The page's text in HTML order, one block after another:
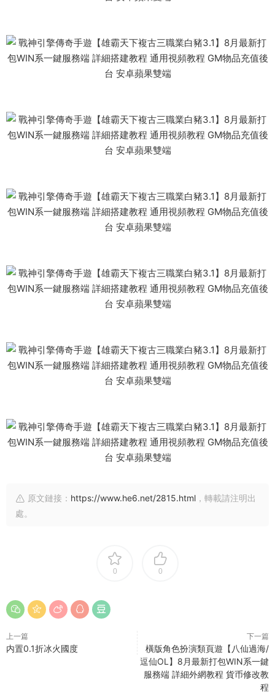
原文鏈接： https://www.he6.net/2815.html ，轉載請注明出
處。
0 0
上一篇
内置0.1折冰火國度
下一篇
橫版角色扮演類頁遊【八仙過海/
逗仙OL】8月最新打包WIN系一鍵
服務端 詳細外網教程 貨币修改教
程